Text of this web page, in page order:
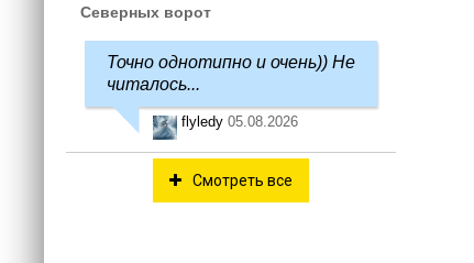
Северных ворот
Точно однотипно и очень)) Не
читалось...
flyledy 05.08.2026
Смотреть все